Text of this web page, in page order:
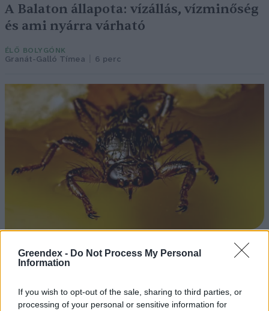
Greendex - Do Not Process My Personal
Information
If you wish to opt-out of the sale, sharing to third parties, or
processing of your personal or sensitive information for
A Balaton állapota: vízállás, vízminőség
és ami nyárra várható
ÉLŐ BOLYGÓNK
Granát-Galló Tímea 6 perc
Kullancslégy, az erőszakos vészívó
Börzsey Barbara 2 perc